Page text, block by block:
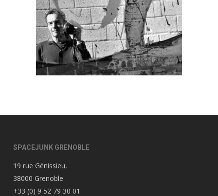
SPACEJUNK GRENOBLE
19 rue Génissieu,
38000 Grenoble
+33 (0) 9 52 79 30 01